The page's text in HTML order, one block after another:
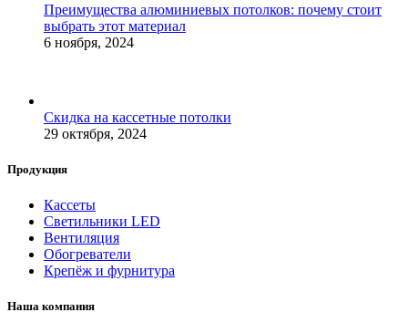
Преимущества алюминиевых потолков: почему стоит
выбрать этот материал
6 ноября, 2024
Скидка на кассетные потолки
29 октября, 2024
Продукция
Кассеты
Светильники LED
Вентиляция
Обогреватели
Крепёж и фурнитура
Наша компания